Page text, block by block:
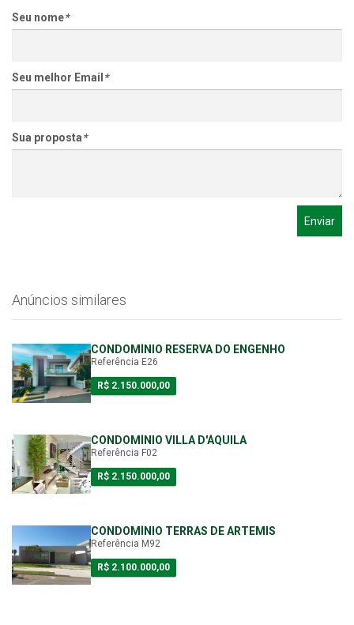
Seu nome*
Seu melhor Email *
Sua proposta*
Enviar
Anúncios similares
CONDOMÍNIO RESERVA DO ENGENHO
Referência E26
R$ 2.150.000,00
CONDOMÍNIO VILLA D'ÁQUILA
Referência F02
R$ 2.150.000,00
CONDOMÍNIO TERRAS DE ARTEMIS
Referência M92
R$ 2.100.000,00